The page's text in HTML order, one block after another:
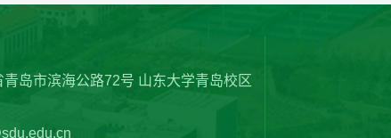
岛市滨海公路72号 山东大学青岛校区